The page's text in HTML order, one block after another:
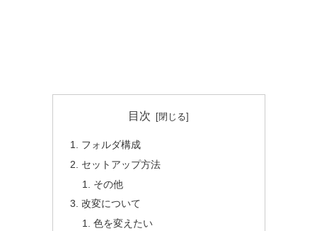
目次
フォルダ構成
セットアップ方法
その他
改変について
色を変えたい